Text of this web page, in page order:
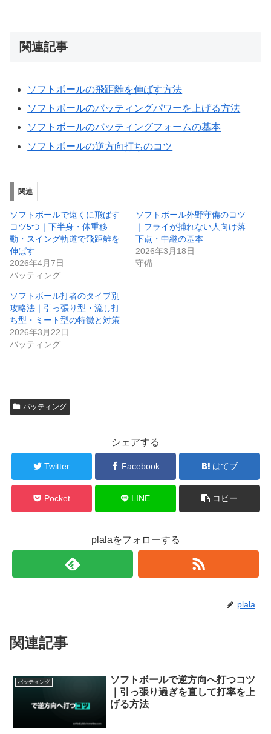
関連記事
ソフトボールの飛距離を伸ばす方法
ソフトボールのバッティングパワーを上げる方法
ソフトボールのバッティングフォームの基本
ソフトボールの逆方向打ちのコツ
関連
ソフトボールで遠くに飛ばす
コツ5つ｜下半身・体重移
動・スイング軌道で飛距離を
伸ばす
2026年4月7日
バッティング
ソフトボール外野守備のコツ
｜フライが捕れない人向け落
下点・中継の基本
2026年3月18日
守備
ソフトボール打者のタイプ別
攻略法｜引っ張り型・流し打
ち型・ミート型の特徴と対策
2026年3月22日
バッティング
バッティング
シェアする
Twitter Facebook はてブ
Pocket LINE コピー
plalaをフォローする
plala
関連記事
バッティング
ソフトボールで逆方向へ打つコツ
｜引っ張り過ぎを直して打率を上
げる方法